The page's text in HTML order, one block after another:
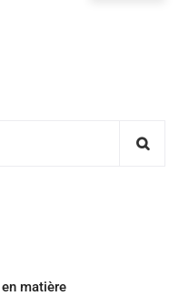
en matière